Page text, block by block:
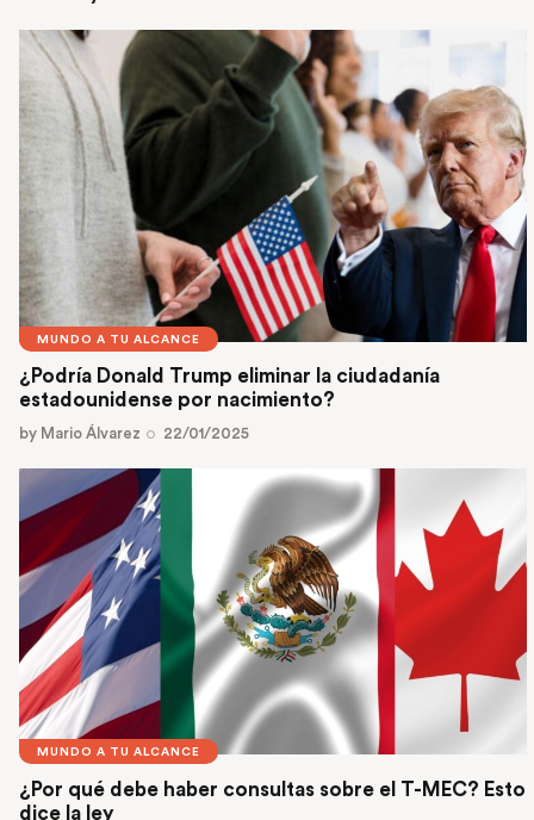
MUNDO A TU ALCANCE
¿Podría Donald Trump eliminar la ciudadanía
estadounidense por nacimiento?
by Mario Álvarez 22/01/2025
MUNDO A TU ALCANCE
¿Por qué debe haber consultas sobre el T-MEC? Esto
dice la ley